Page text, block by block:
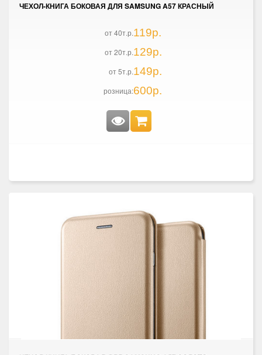
ЧЕХОЛ-КНИГА БОКОВАЯ ДЛЯ SAMSUNG A57 КРАСНЫЙ
от 40т.р.119р.
от 20т.р.129р.
от 5т.р.149р.
розница:600р.